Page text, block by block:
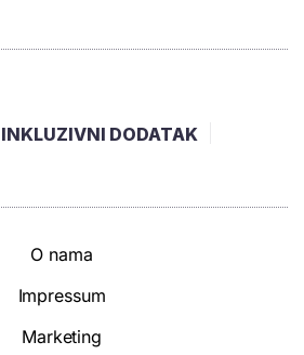
INKLUZIVNI DODATAK
O nama
Impressum
Marketing